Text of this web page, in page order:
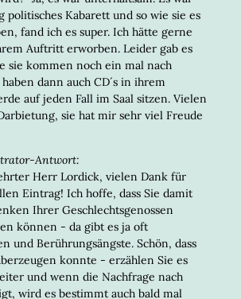
politisches Kabarett und so wie sie es
fand ich es super. Ich hätte gerne
Auftritt erworben. Leider gab es
sie kommen noch ein mal nach
dann auch CD´s in ihrem
auf jeden Fall im Saal sitzen. Vielen
sie hat mir sehr viel Freude
Antwort:
Herr Lordick, vielen Dank für
Eintrag! Ich hoffe, dass Sie damit
Ihrer Geschlechtsgenossen
können - da gibt es ja oft
und Berührungsängste. Schön, dass
konnte - erzählen Sie es
und wenn die Nachfrage nach
wird es bestimmt auch bald mal